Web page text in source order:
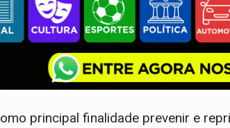
principal finalidade prevenir e